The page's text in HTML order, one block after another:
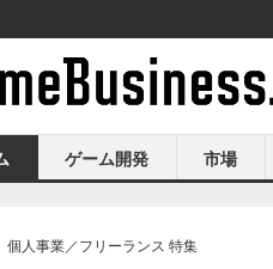
ゲーム開発 市場
個人事業／フリーランス 特集